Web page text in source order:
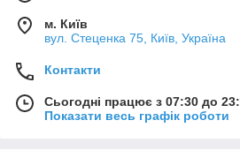
м. Київ
вул. Стеценка 75, Київ, Україна
Контакти
Сьогодні працює з 07:30 до
Показати весь графік роботи